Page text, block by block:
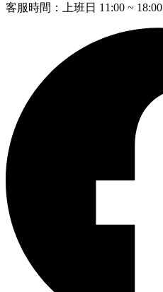
客服時間：上班日 11:00 ~ 18:00